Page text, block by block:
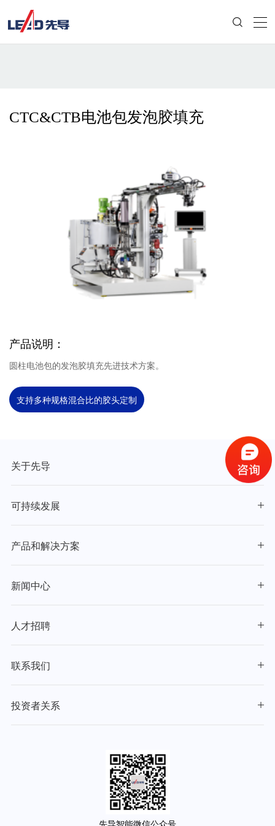
CTC&CTB电池包发泡胶填充
产品说明：
圆柱电池包的发泡胶填充先进技术方案。
支持多种规格混合比的胶头定制
关于先导
可持续发展
产品和解决方案
新闻中心
人才招聘
联系我们
投资者关系
先导智能微信公众号